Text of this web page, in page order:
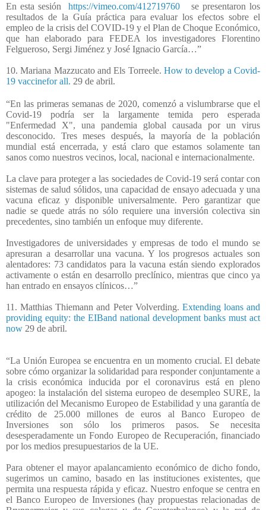
En esta sesión https://vimeo.com/412719760
se presentaron los
resultados de la Guía práctica para evaluar los efectos sobre el
empleo de la crisis del COVID-19 y el Plan de Choque Económico,
que han elaborado para FEDEA los investigadores Florentino
Felgueroso, Sergi Jiménez y José Ignacio García…”
10. Mariana Mazzucato and Els Torreele. How to develop a Covid-
19 vaccinefor all. 29 de abril.
“En las primeras semanas de 2020, comenzó a vislumbrarse que el
Covid-19 podría ser la largamente temida pero esperada
"Enfermedad X", una pandemia global causada por un virus
desconocido. Tres meses después, la mayoría de la población
mundial está encerrada, y está claro que estamos solamente tan
sanos como nuestros vecinos, local, nacional e internacionalmente.
La clave para proteger a las sociedades de Covid-19 será contar con
sistemas de salud sólidos, una capacidad de ensayo adecuada y una
vacuna eficaz y disponible universalmente. Pero garantizar que
nadie se quede atrás no sólo requiere una inversión colectiva sin
precedentes, sino también un enfoque muy diferente.
Investigadores de universidades y empresas de todo el mundo se
apresuran a desarrollar una vacuna. Y los progresos actuales son
alentadores: 73 candidatos para la vacuna están siendo explorados
activamente o están en desarrollo preclínico, mientras que cinco ya
han entrado en ensayos clínicos…”
11. Matthias Thiemann and Peter Volverding. Extending loans and
providing equity: the EIBand national development banks must act
now 29 de abril.
“La Unión Europea se encuentra en un momento crucial. El debate
sobre cómo organizar la solidaridad para responder conjuntamente a
la crisis económica inducida por el coronavirus está en pleno
apogeo: la instalación del sistema europeo de desempleo SURE, la
utilización del Mecanismo Europeo de Estabilidad y una garantía de
crédito de 25.000 millones de euros al Banco Europeo de
Inversiones son sólo los primeros pasos. Se necesita
desesperadamente un Fondo Europeo de Recuperación, financiado
por los medios presupuestarios de la UE.
Para obtener el mayor apalancamiento económico de dicho fondo,
sugerimos un camino, basado en las instituciones existentes, que
permita una respuesta rápida y eficaz. Nuestro enfoque se centra en
el Banco Europeo de Inversiones (hay propuestas relacionadas de